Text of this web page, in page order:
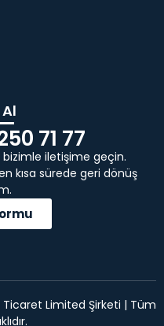
71 77
iletişime geçin.
kısa sürede geri dönüş
Limited Şirketi | Tüm